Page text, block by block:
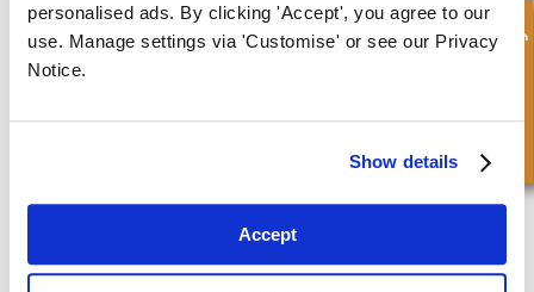
personalised ads. By clicking 'Accept', you agree to our
use. Manage settings via 'Customise' or see our Privacy
Notice.
Show details
Accept
Öldichtung - Gummi-Gehäuse - Federlos
Schnellanfrage